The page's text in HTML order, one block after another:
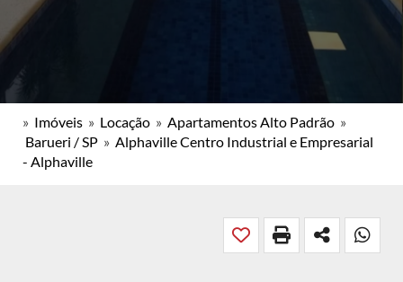
» Imóveis » Locação » Apartamentos Alto Padrão »
Barueri / SP » Alphaville Centro Industrial e Empresarial
- Alphaville